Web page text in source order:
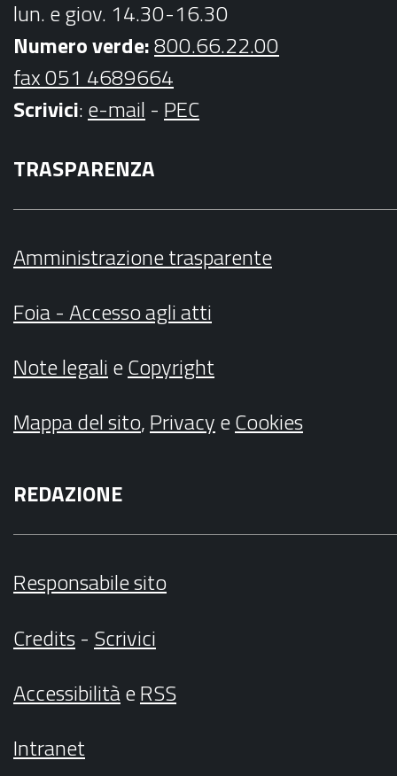
lun. e giov. 14.30-16.30
Numero verde:800.66.22.00
fax 051 4689664
Scrivici:e-mail - PEC
TRASPARENZA
Amministrazione trasparente
Foia - Accesso agli atti
Note legalieCopyright
Mappa del sito,PrivacyeCookies
REDAZIONE
Responsabile sito
Credits- Scrivici
AccessibilitàeRSS
Intranet